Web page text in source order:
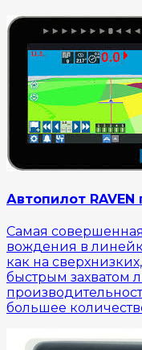
Автопилот
Самая
вождения в
как на
быстрым захватом
большее